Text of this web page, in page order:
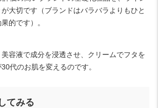
大切です（ブランドはバラバラよりもひと
的です）。
容液で成分を浸透させ、クリームでフタを
30代のお肌を変えるのです。
てみる